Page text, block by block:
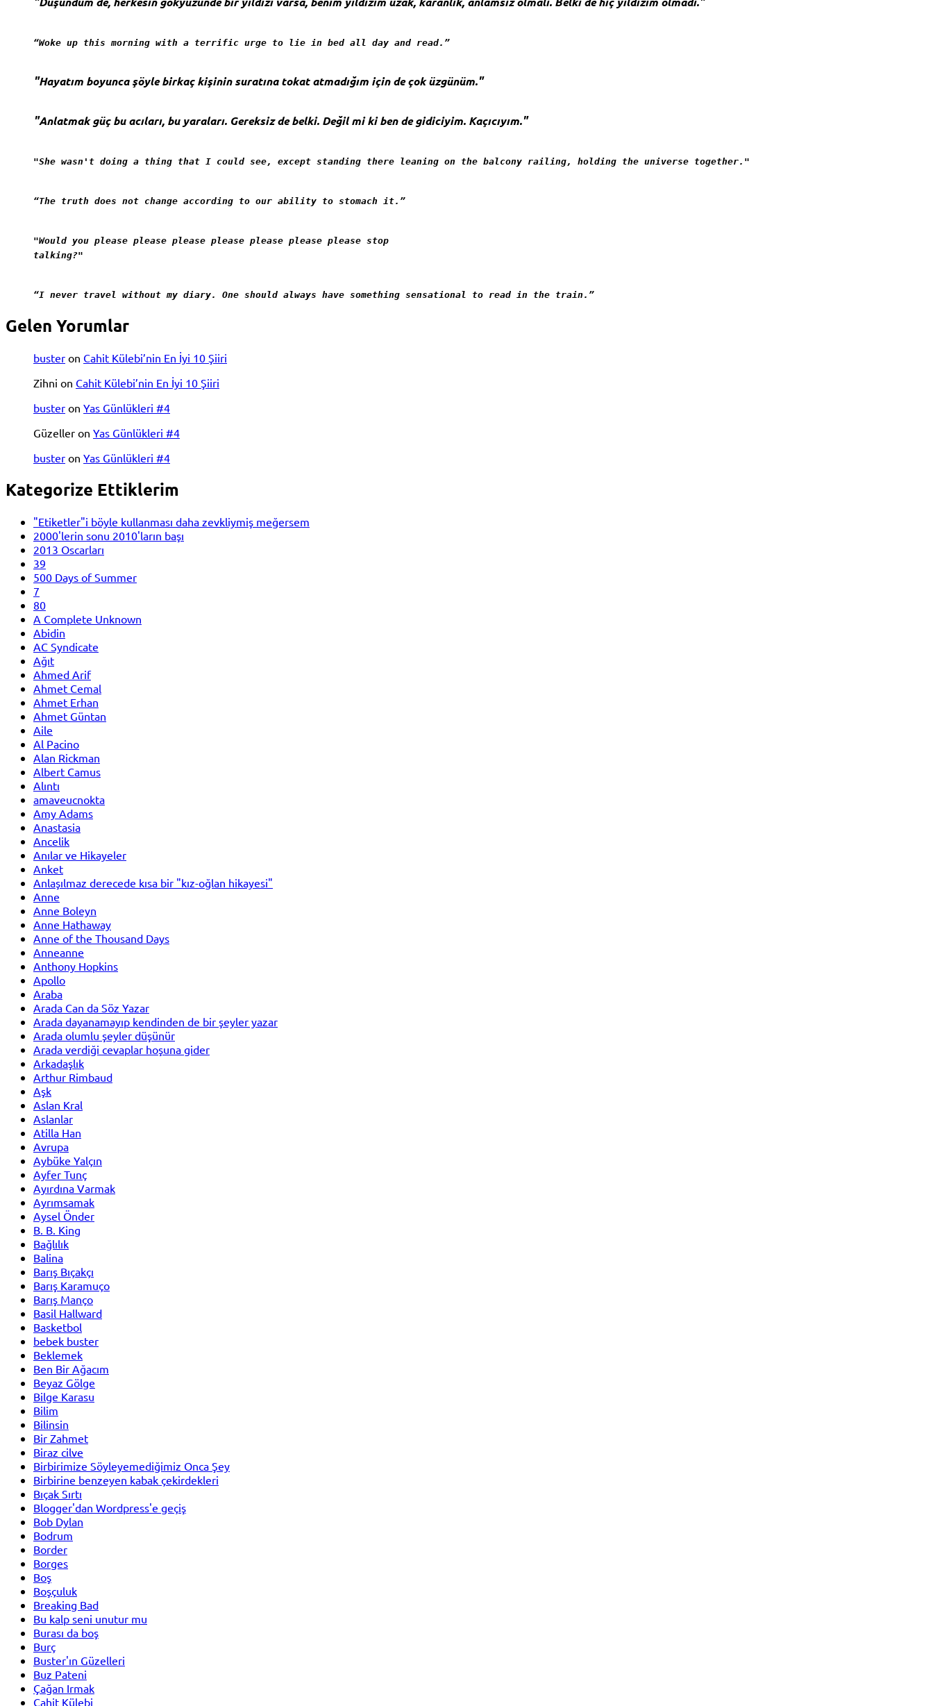
“Woke up this morning with a terrific urge to lie in bed all day and read.”
"Hayatım boyunca şöyle birkaç kişinin suratına tokat atmadığım için de çok üzgünüm."
"Anlatmak güç bu acıları, bu yaraları. Gereksiz de belki. Değil mi ki ben de gidiciyim. Kaçıcıyım."
"She wasn't doing a thing that I could see, except standing there leaning on the balcony railing, holding the universe together."
“The truth does not change according to our ability to stomach it.”
"Would you please please please please please please please stop
talking?"
“I never travel without my diary. One should always have something sensational to read in the train.”
Gelen Yorumlar
buster on Cahit Külebi’nin En İyi 10 Şiiri
Zihni on Cahit Külebi’nin En İyi 10 Şiiri
buster on Yas Günlükleri #4
Güzeller on Yas Günlükleri #4
buster on Yas Günlükleri #4
Kategorize Ettiklerim
"Etiketler"i böyle kullanması daha zevkliymiş meğersem
2000'lerin sonu 2010'ların başı
2013 Oscarları
39
500 Days of Summer
7
80
A Complete Unknown
Abidin
AC Syndicate
Ağıt
Ahmed Arif
Ahmet Cemal
Ahmet Erhan
Ahmet Güntan
Aile
Al Pacino
Alan Rickman
Albert Camus
Alıntı
amaveucnokta
Amy Adams
Anastasia
Ancelik
Anılar ve Hikayeler
Anket
Anlaşılmaz derecede kısa bir "kız-oğlan hikayesi"
Anne
Anne Boleyn
Anne Hathaway
Anne of the Thousand Days
Anneanne
Anthony Hopkins
Apollo
Araba
Arada Can da Söz Yazar
Arada dayanamayıp kendinden de bir şeyler yazar
Arada olumlu şeyler düşünür
Arada verdiği cevaplar hoşuna gider
Arkadaşlık
Arthur Rimbaud
Aşk
Aslan Kral
Aslanlar
Atilla Han
Avrupa
Aybüke Yalçın
Ayfer Tunç
Ayırdına Varmak
Ayrımsamak
Aysel Önder
B. B. King
Bağlılık
Balina
Barış Bıçakçı
Barış Karamuço
Barış Manço
Basil Hallward
Basketbol
bebek buster
Beklemek
Ben Bir Ağacım
Beyaz Gölge
Bilge Karasu
Bilim
Bilinsin
Bir Zahmet
Biraz cilve
Birbirimize Söyleyemediğimiz Onca Şey
Birbirine benzeyen kabak çekirdekleri
Bıçak Sırtı
Blogger'dan Wordpress'e geçiş
Bob Dylan
Bodrum
Border
Borges
Boş
Boşçuluk
Breaking Bad
Bu kalp seni unutur mu
Burası da boş
Burç
Buster'ın Güzelleri
Buz Pateni
Çağan Irmak
Cahit Külebi